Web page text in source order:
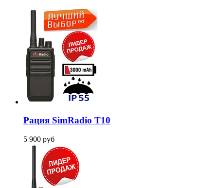
Рация SimRadio T10
5 900 руб